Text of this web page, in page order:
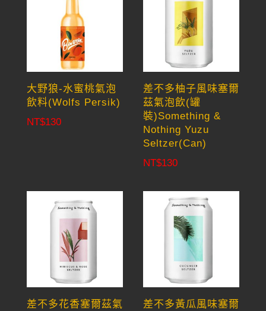
大野狼-水蜜桃氣泡
飲料(Wolfs Persik)
NT$130
差不多柚子風味塞爾
茲氣泡飲(罐
裝)Something &
Nothing Yuzu
Seltzer(Can)
NT$130
差不多花香塞爾茲氣
差不多黃瓜風味塞爾